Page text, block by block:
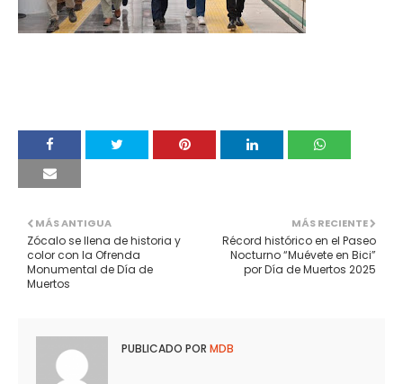
MÁS RECIENTE
Récord histórico en el Paseo
Nocturno “Muévete en Bici”
por Día de Muertos 2025
MÁS ANTIGUA
Zócalo se llena de historia y
color con la Ofrenda
Monumental de Día de
Muertos
PUBLICADO POR MDB